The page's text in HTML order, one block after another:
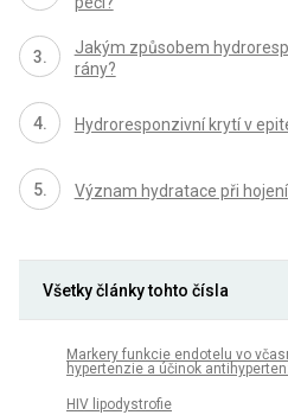
Jakým způsobem
rány?
Hydroresponzivní krytí v
Význam hydratace při
Všetky články tohto čísla
Markery funkcie endotelu vo
hypertenzie a účinok
HIV lipodystrofie